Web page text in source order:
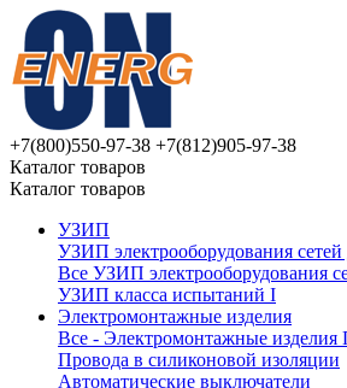
+7(800)550-97-38 +7(812)905-97-38
Каталог товаров
Каталог товаров
УЗИП
УЗИП электрооборудования
Все УЗИП электрооборудования
УЗИП клaссa испытаний I
Электромонтажные изделия
Все - Электромонтажные изделия
Провода в силиконовой изоляции
Автоматические выключатели